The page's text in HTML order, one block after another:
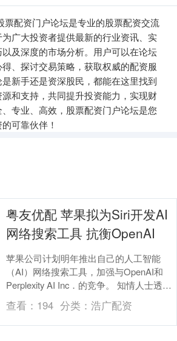
票配资门户论坛是专业的股票配资交流
广大投资者提供最新的行业资讯、实
及深度的市场分析。用户可以在论坛
、探讨交易策略，获取权威的配资服
新手还是资深股民，都能在这里找到
和支持，共同提升投资能力，实现财
专业、高效，股票配资门户论坛是您
可靠伙伴！
粤友优配 苹果拟为Siri开发AI
网络搜索工具 抗衡OpenAI
苹果公司计划明年推出自己的人工智能
（AI）网络搜索工具，加强与OpenAI和
Perplexity AI Inc．的竞争。 知情人士透
露，该公司正在开发一个新系统....
查看： 194 分类： 浩广配资